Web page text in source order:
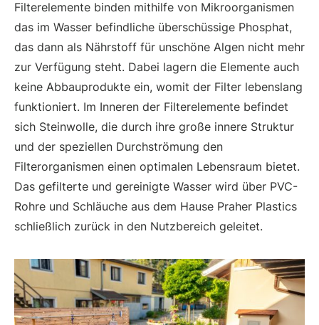
Filterelemente binden mithilfe von Mikroorganismen
das im Wasser befindliche überschüssige Phosphat,
das dann als Nährstoff für unschöne Algen nicht mehr
zur Verfügung steht. Dabei lagern die Elemente auch
keine Abbauprodukte ein, womit der Filter lebenslang
funktioniert. Im Inneren der Filterelemente befindet
sich Steinwolle, die durch ihre große innere Struktur
und der speziellen Durchströmung den
Filterorganismen einen optimalen Lebensraum bietet.
Das gefilterte und gereinigte Wasser wird über PVC-
Rohre und Schläuche aus dem Hause Praher Plastics
schließlich zurück in den Nutzbereich geleitet.